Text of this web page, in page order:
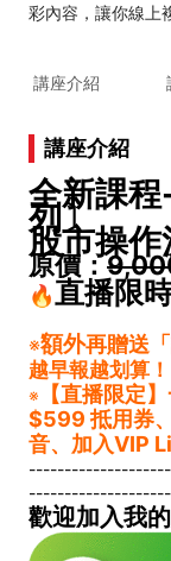
彩內容，讓你線上
講座介紹
講座介紹
全新課
列〕
股市操作
原價：
🔥直播限
※額外再贈送「
越早報越划算！
※
【直播限定
$599 抵用券
音、加入VIP
歡迎加入我